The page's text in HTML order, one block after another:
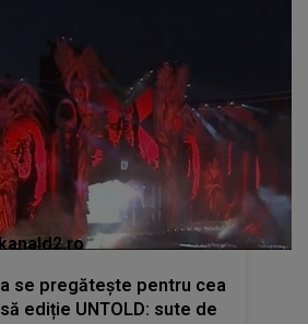
se pregătește pentru cea
ediție UNTOLD: sute de